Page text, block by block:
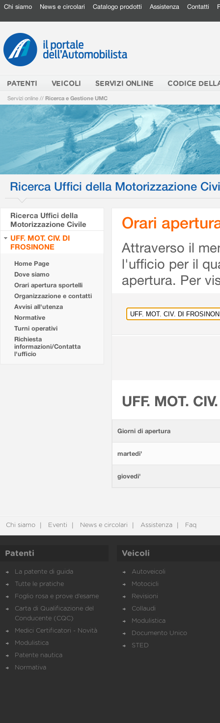
Chi siamo News e circolari Catalogo prodotti Assistenza Contatti
PATENTI VEICOLI SERVIZI ONLINE CODICE
Servizi online // Ricerca e Gestione UMC
Ricerca Uffici della Motorizzazione
Ricerca Uffici della
Motorizzazione Civile
UFF. MOT. CIV. DI
FROSINONE
Home Page
Dove siamo
Orari apertura sportelli
Organizzazione e contatti
Avvisi all'utenza
Normative
Turni operativi
Richiesta
informazioni/Contatta
l'ufficio
Orari
Attraverso il
l'ufficio per il
apertura. Per
UFF. MOT.
Giorni di apertura
martedi'
giovedi'
Chi siamo Eventi News e circolari Assistenza Faq
Patenti
La patente di guida
Tutte le pratiche
Foglio rosa e prove d’esame
Carta di Qualificazione del
Conducente (CQC)
Medici Certificatori - Novità
Modulistica
Patente nautica
Normativa
Veicoli
Autoveicoli
Motocicli
Revisioni
Collaudi
Modulistica
Documento Unico
STED